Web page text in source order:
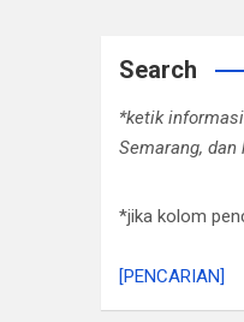
Search
*ketik
Semarang, dan
*jika kolom
[PENCARIAN]